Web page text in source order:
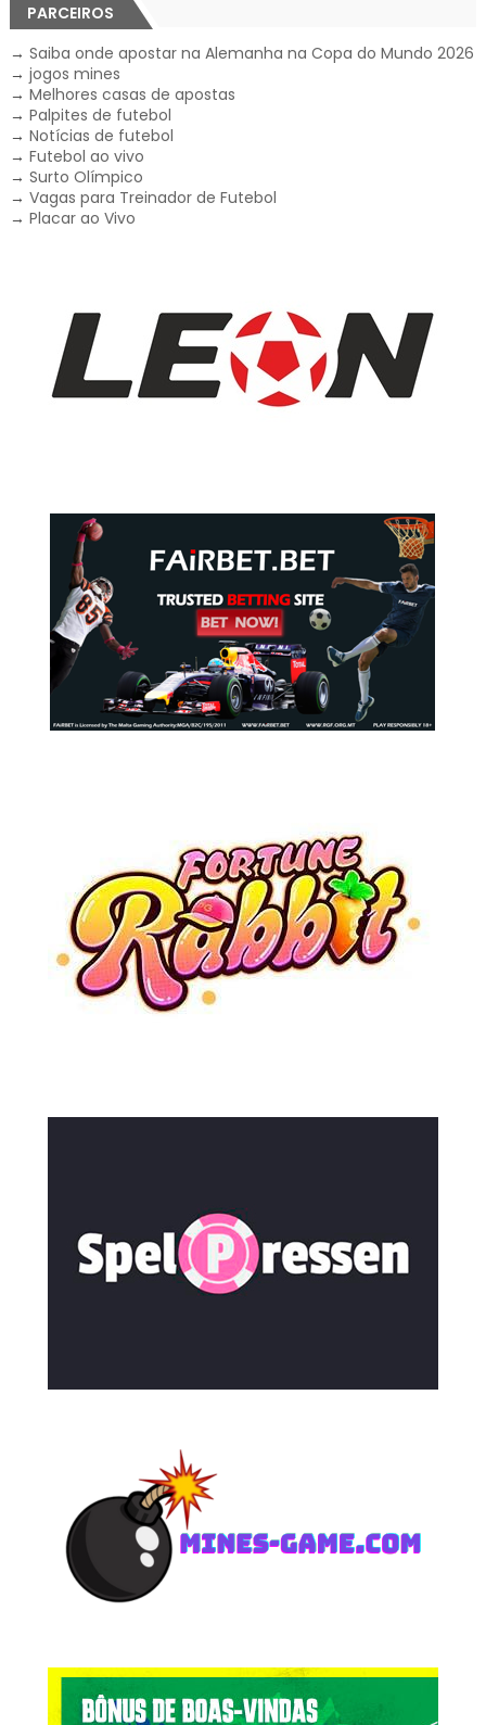
PARCEIROS
→ Saiba onde apostar na Alemanha na Copa do Mundo 2026
→ jogos mines
→ Melhores casas de apostas
→ Palpites de futebol
→ Notícias de futebol
→ Futebol ao vivo
→ Surto Olímpico
→ Vagas para Treinador de Futebol
→ Placar ao Vivo